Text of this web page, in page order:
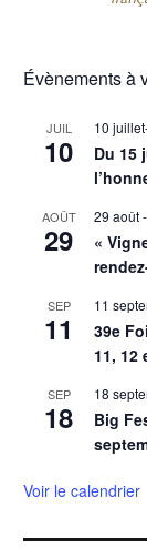
Évènements à
JUIL
10
10
Du 15
AOÛT
29
29 août-
«
SEP
11
11
39e
11, 12
SEP
18
18
Big
Voir le calendrier